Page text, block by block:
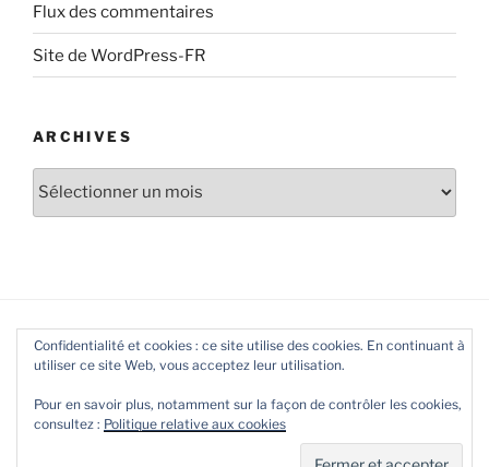
Flux des commentaires
Site de WordPress-FR
ARCHIVES
Confidentialité et cookies : ce site utilise des cookies. En continuant à
utiliser ce site Web, vous acceptez leur utilisation.
Pour en savoir plus, notamment sur la façon de contrôler les cookies,
consultez : Politique relative aux cookies